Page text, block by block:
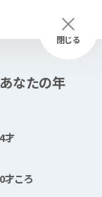
いかた メニュー
閉じる
なたの年
才
才ころ